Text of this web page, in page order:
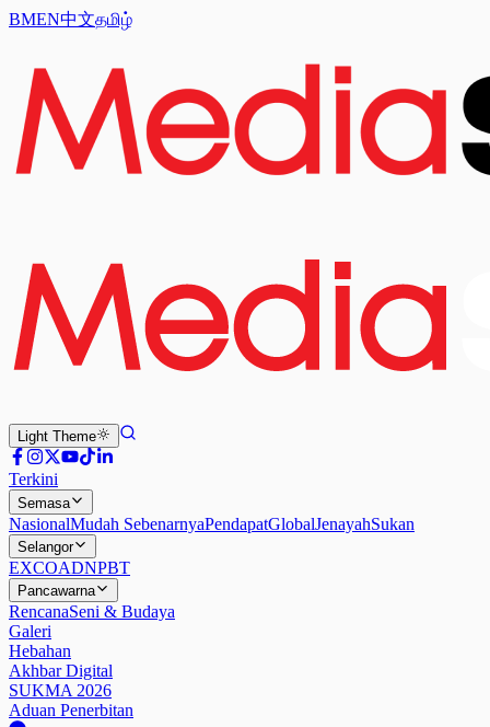
BMEN中文தமிழ்
Light Theme
Terkini
Semasa
NasionalMudah SebenarnyaPendapatGlobalJenayahSukan
Selangor
EXCOADNPBT
Pancawarna
RencanaSeni & Budaya
Galeri
Hebahan
Akhbar Digital
SUKMA 2026
Aduan Penerbitan